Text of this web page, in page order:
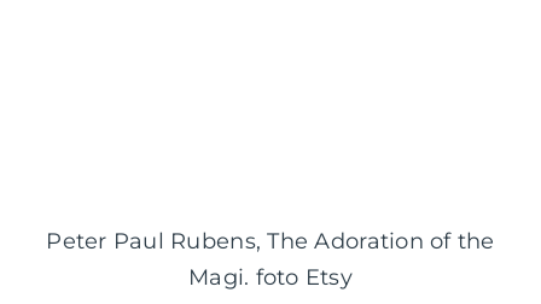
Peter Paul Rubens, The Adoration of the
Magi. foto Etsy